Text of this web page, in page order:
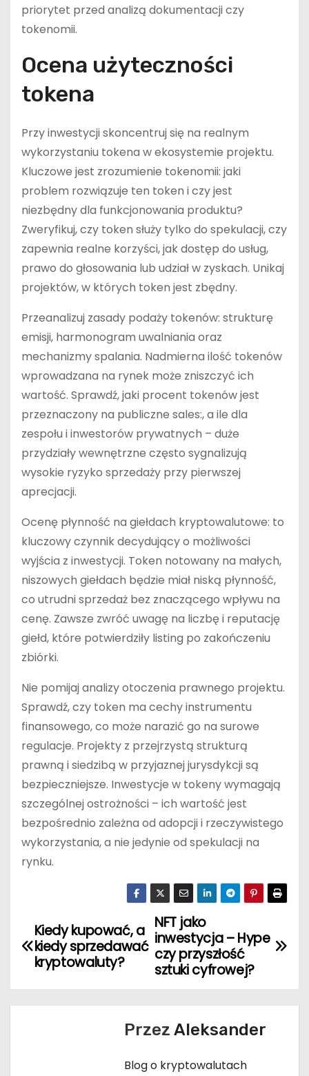
priorytet przed analizą dokumentacji czy
tokenomii.
Ocena użyteczności
tokena
Przy inwestycji skoncentruj się na realnym
wykorzystaniu tokena w ekosystemie projektu.
Kluczowe jest zrozumienie tokenomii: jaki
problem rozwiązuje ten token i czy jest
niezbędny dla funkcjonowania produktu?
Zweryfikuj, czy token służy tylko do spekulacji, czy
zapewnia realne korzyści, jak dostęp do usług,
prawo do głosowania lub udział w zyskach. Unikaj
projektów, w których token jest zbędny.
Przeanalizuj zasady podaży tokenów: strukturę
emisji, harmonogram uwalniania oraz
mechanizmy spalania. Nadmierna ilość tokenów
wprowadzana na rynek może zniszczyć ich
wartość. Sprawdź, jaki procent tokenów jest
przeznaczony na publiczne sales:, a ile dla
zespołu i inwestorów prywatnych – duże
przydziały wewnętrzne często sygnalizują
wysokie ryzyko sprzedaży przy pierwszej
aprecjacji.
Ocenę płynność na giełdach kryptowalutowe: to
kluczowy czynnik decydujący o możliwości
wyjścia z inwestycji. Token notowany na małych,
niszowych giełdach będzie miał niską płynność,
co utrudni sprzedaż bez znaczącego wpływu na
cenę. Zawsze zwróć uwagę na liczbę i reputację
giełd, które potwierdziły listing po zakończeniu
zbiórki.
Nie pomijaj analizy otoczenia prawnego projektu.
Sprawdź, czy token ma cechy instrumentu
finansowego, co może narazić go na surowe
regulacje. Projekty z przejrzystą strukturą
prawną i siedzibą w przyjaznej jurysdykcji są
bezpieczniejsze. Inwestycje w tokeny wymagają
szczególnej ostrożności – ich wartość jest
bezpośrednio zależna od adopcji i rzeczywistego
wykorzystania, a nie jedynie od spekulacji na
rynku.
N
a
NFT jako
inwestycja – Hype
czy przyszłość
sztuki cyfrowej?
Kiedy kupować, a
kiedy sprzedawać
kryptowaluty?
Przez Aleksander
Blog o kryptowalutach